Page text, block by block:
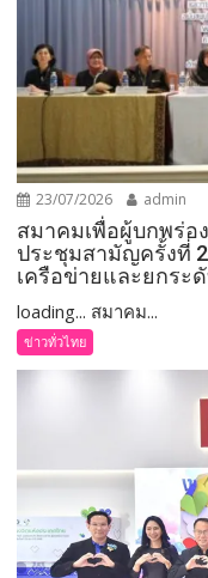
23/07/2026 admin
สมาคมเพื่อผู้บกพร่อ
ประชุมสามัญครั้งที่
เครือข่ายและยกระ
loading... สมาคม...
ข่าวทั่วไทย